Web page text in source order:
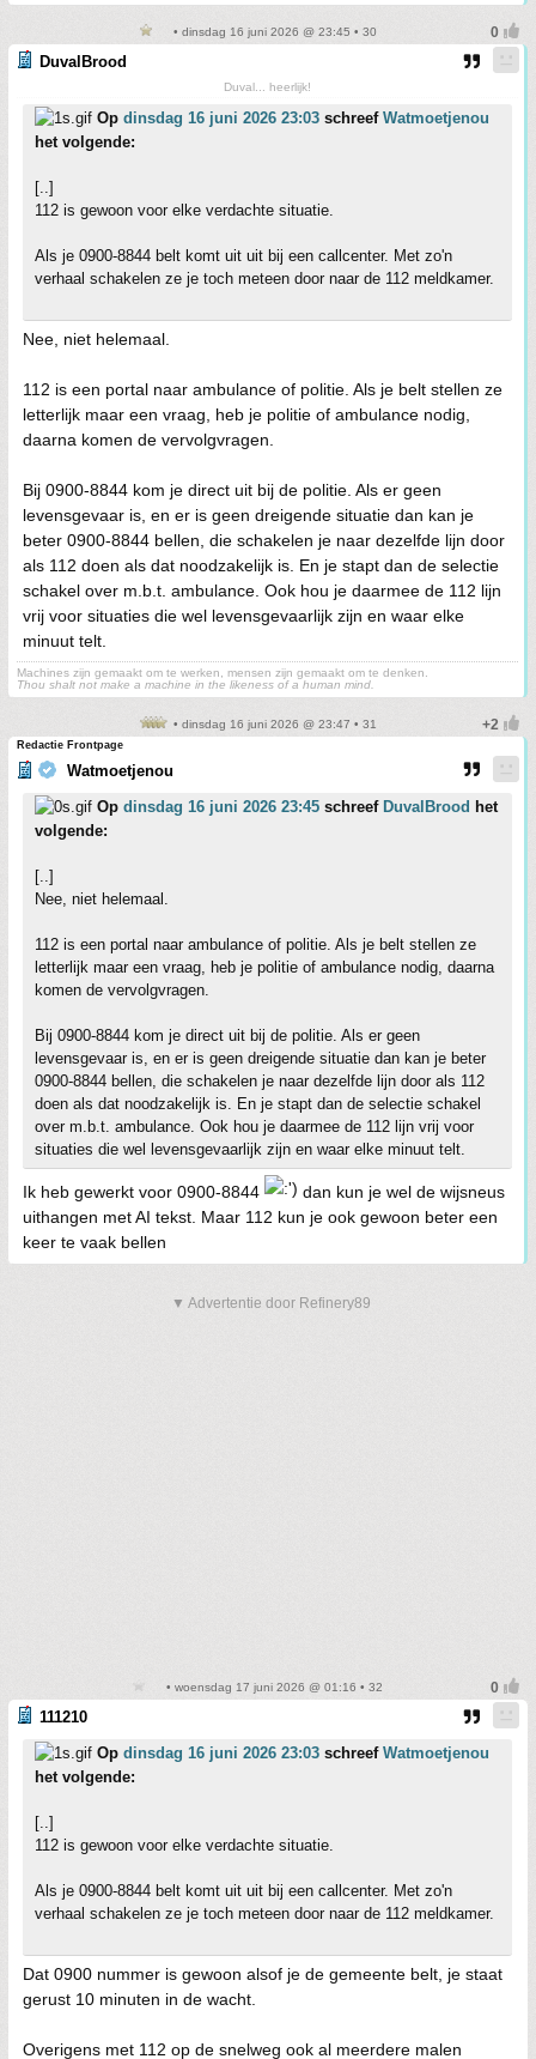
• dinsdag 16 juni 2026 @ 23:45 • 30
DuvalBrood
Duval... heerlijk!
Op dinsdag 16 juni 2026 23:03 schreef Watmoetjenou
het volgende:
[..]
112 is gewoon voor elke verdachte situatie.
Als je 0900-8844 belt komt uit uit bij een callcenter. Met zo'n
verhaal schakelen ze je toch meteen door naar de 112 meldkamer.
Nee, niet helemaal.
112 is een portal naar ambulance of politie. Als je belt stellen ze
letterlijk maar een vraag, heb je politie of ambulance nodig,
daarna komen de vervolgvragen.
Bij 0900-8844 kom je direct uit bij de politie. Als er geen
levensgevaar is, en er is geen dreigende situatie dan kan je
beter 0900-8844 bellen, die schakelen je naar dezelfde lijn door
als 112 doen als dat noodzakelijk is. En je stapt dan de selectie
schakel over m.b.t. ambulance. Ook hou je daarmee de 112 lijn
vrij voor situaties die wel levensgevaarlijk zijn en waar elke
minuut telt.
Machines zijn gemaakt om te werken, mensen zijn gemaakt om te denken.
Thou shalt not make a machine in the likeness of a human mind.
• dinsdag 16 juni 2026 @ 23:47 • 31
Redactie Frontpage
Watmoetjenou
Op dinsdag 16 juni 2026 23:45 schreef DuvalBrood het
volgende:
[..]
Nee, niet helemaal.
112 is een portal naar ambulance of politie. Als je belt stellen ze
letterlijk maar een vraag, heb je politie of ambulance nodig, daarna
komen de vervolgvragen.
Bij 0900-8844 kom je direct uit bij de politie. Als er geen
levensgevaar is, en er is geen dreigende situatie dan kan je beter
0900-8844 bellen, die schakelen je naar dezelfde lijn door als 112
doen als dat noodzakelijk is. En je stapt dan de selectie schakel
over m.b.t. ambulance. Ook hou je daarmee de 112 lijn vrij voor
situaties die wel levensgevaarlijk zijn en waar elke minuut telt.
Ik heb gewerkt voor 0900-8844
dan kun je wel de wijsneus
uithangen met AI tekst. Maar 112 kun je ook gewoon beter een
keer te vaak bellen
▼ Advertentie door Refinery89
• woensdag 17 juni 2026 @ 01:16 • 32
111210
Op dinsdag 16 juni 2026 23:03 schreef Watmoetjenou
het volgende:
[..]
112 is gewoon voor elke verdachte situatie.
Als je 0900-8844 belt komt uit uit bij een callcenter. Met zo'n
verhaal schakelen ze je toch meteen door naar de 112 meldkamer.
Dat 0900 nummer is gewoon alsof je de gemeente belt, je staat
gerust 10 minuten in de wacht.
Overigens met 112 op de snelweg ook al meerdere malen